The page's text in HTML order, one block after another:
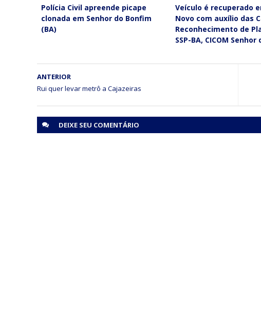
Polícia Civil apreende picape
clonada em Senhor do Bonfim
(BA)
Veículo é recuperado
Novo com auxílio das
Reconhecimento de
SSP-BA, CICOM
ANTERIOR
DEIXE SEU COMENTÁRIO